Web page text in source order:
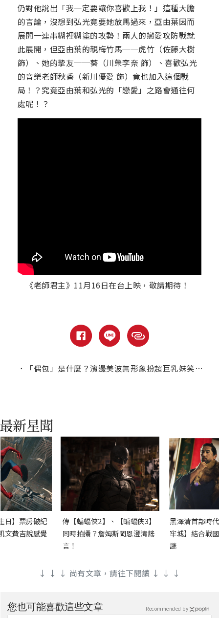
仍對他說出「我一定要讓你喜歡上我！」這種大膽
的言論，沒想到弘光竟要她放馬過來，亞由葉因而
展開一連串糊裡糊塗的攻勢！兩人的戀愛攻防戰就
此展開，但亞由葉的親梅竹馬──虎竹（佐藤大樹
飾）、她的摯友──葵（川榮李奈 飾）、喜歡弘光
的音樂老師秋香（新川優愛 飾）竟也加入這個戰
局！？究竟亞由葉和弘光的「戀愛」之路會通往何
處呢！？
《老師君主》11月16日在台上映，敬請期待！
． 「偶包」是什麼？濱邊美波無形象扮超巨乳妹笑死劇組！
日】票房破紀
文費吉說感覺
傳【蝙蝠俠2】、【蝙蝠俠3】
同時拍攝？詹姆斯岡恩澄清謠
言！
黑澤清首部時
牢城】結合戰
謎
↓ ↓ ↓ 尚有文章，請往下閱讀 ↓ ↓ ↓
您也可能喜歡這些文章 Recommended by